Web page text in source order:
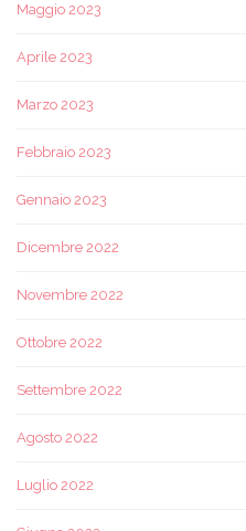
Maggio 2023
Aprile 2023
Marzo 2023
Febbraio 2023
Gennaio 2023
Dicembre 2022
Novembre 2022
Ottobre 2022
Settembre 2022
Agosto 2022
Luglio 2022